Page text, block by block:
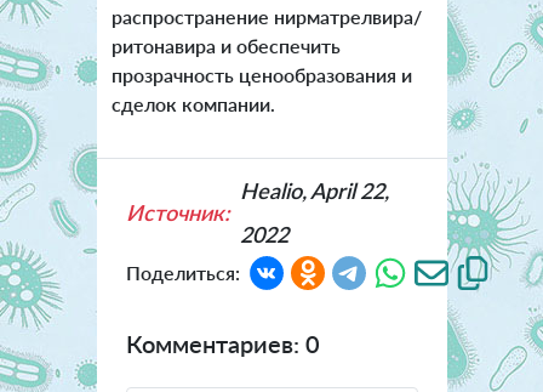
распространение нирматрелвира/
ритонавира и обеспечить
прозрачность ценообразования и
сделок компании.
Источник:
Healio, April 22,
2022
Поделиться:
Комментариев: 0